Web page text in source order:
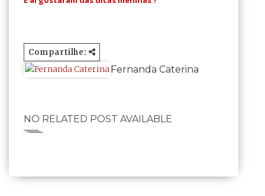
Compartilhe:
Fernanda Caterina
NO RELATED POST AVAILABLE